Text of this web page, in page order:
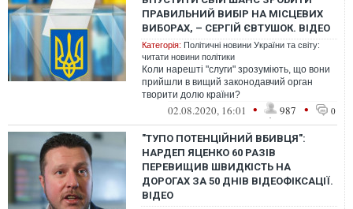
ПРАВИЛЬНИЙ ВИБІР НА МІСЦЕВИХ
ВИБОРАХ, – СЕРГІЙ ЄВТУШОК. ВІДЕО
Категорія: Політичні новини України та світу:
читати новини політики
Коли нарешті "слуги" зрозуміють, що вони
прийшли в вищий законодавчий орган
творити долю країни?
02.08.2020, 16:01 • 987 • 0
"ТУПО ПОТЕНЦІЙНИЙ ВБИВЦЯ":
НАРДЕП ЯЦЕНКО 60 РАЗІВ
ПЕРЕВИЩИВ ШВИДКІСТЬ НА
ДОРОГАХ ЗА 50 ДНІВ ВІДЕОФІКСАЦІЇ.
ВІДЕО